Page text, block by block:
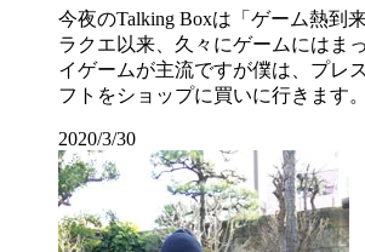
今夜のTalking Boxは「ゲーム熱到
ラクエ以来、久々にゲームにはま
イゲームが主流ですが僕は、プレ
フトをショップに買いに行きま
2020/3/30